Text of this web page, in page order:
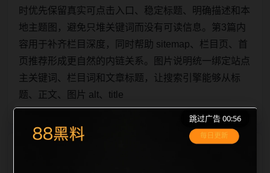
时优先保留真实可点击入口、稳定标题、明确描述和本
地主题图，避免只堆关键词而没有可读信息。第3篇内
容用于补齐栏目深度，同时帮助 sitemap、栏目页、首
页推荐形成更自然的内链关系。图片说明统一绑定站点
主关键词、栏目词和文章标题，让搜索引擎能够从标
题、正文、图片 alt、title
跳过广告 00:56